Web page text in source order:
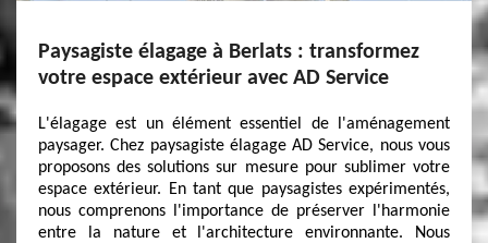
Paysagiste élagage à Berlats : transformez
votre espace extérieur avec AD Service
L'élagage est un élément essentiel de l'aménagement
paysager. Chez paysagiste élagage AD Service, nous vous
proposons des solutions sur mesure pour sublimer votre
espace extérieur. En tant que paysagistes expérimentés,
nous comprenons l'importance de préserver l'harmonie
entre la nature et l'architecture environnante. Nous